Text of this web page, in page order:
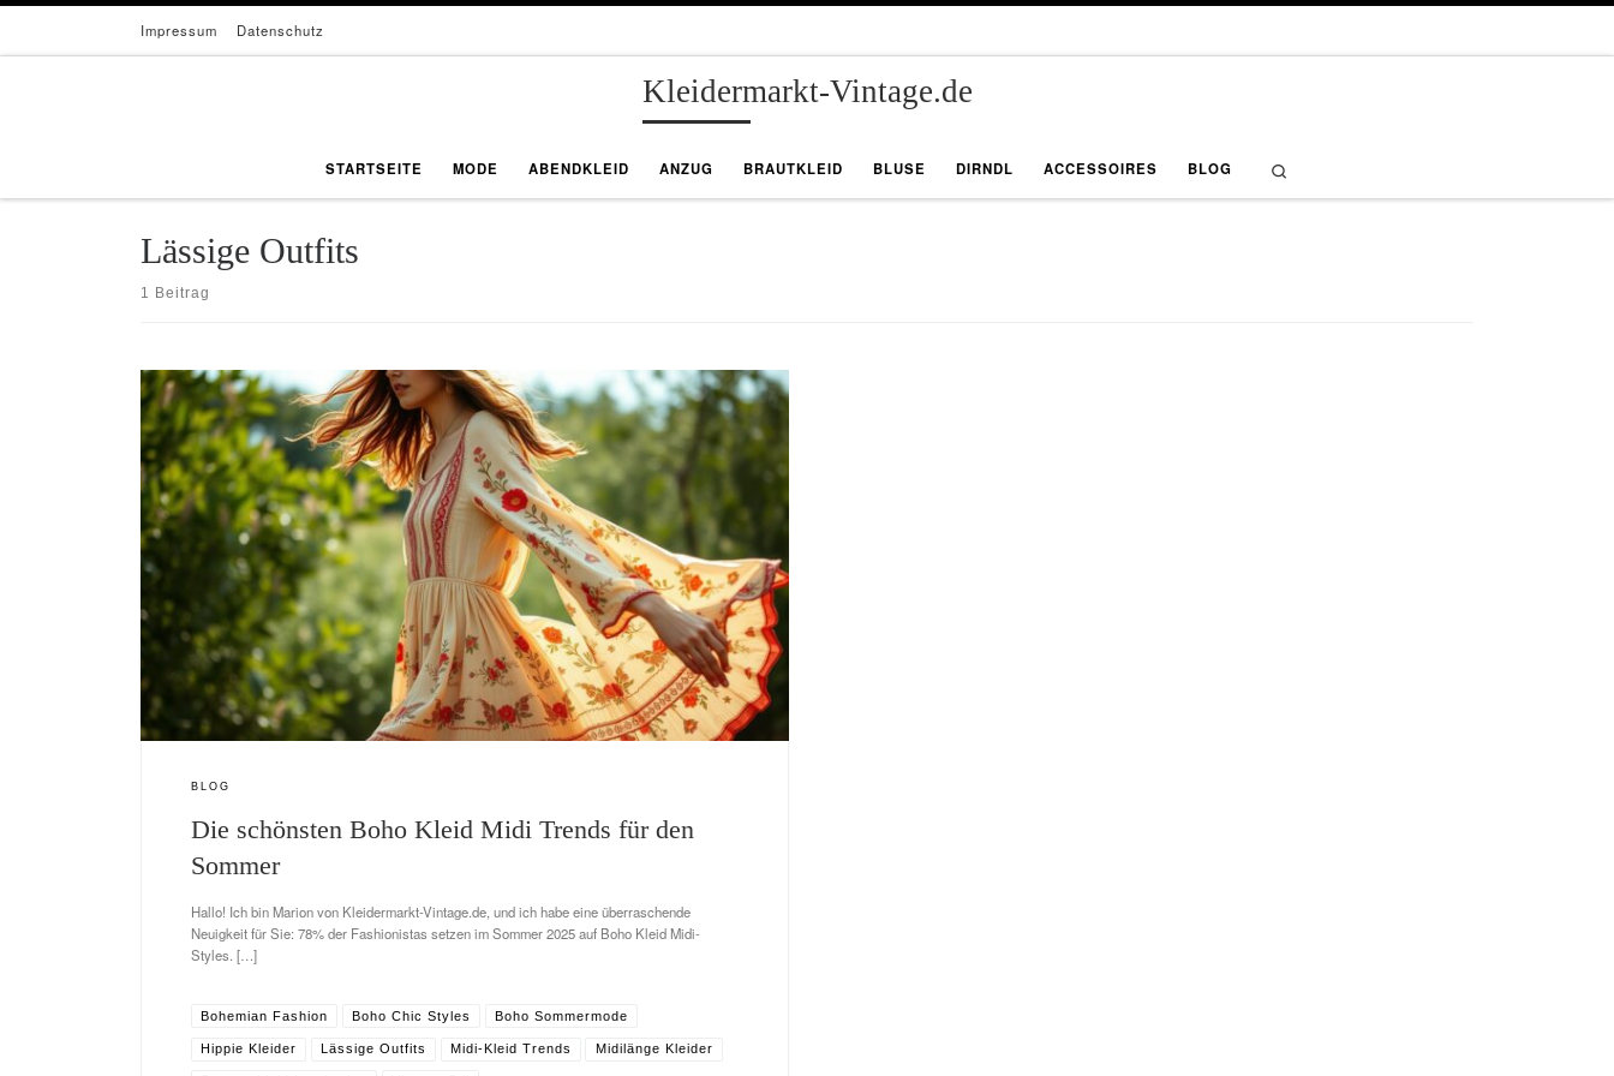
Zum Inhalt springenImpressum Datenschutz
Kleidermarkt-Vintage.de
STARTSEITE MODE ABENDKLEID ANZUG BRAUTKLEID BLUSE DIRNDL ACCESSOIRES BLOG
Lässige Outfits
1 Beitrag
BLOG
Die schönsten Boho Kleid Midi Trends für den
Sommer
Hallo! Ich bin Marion von Kleidermarkt-Vintage.de, und ich habe eine überraschende
Neuigkeit für Sie: 78% der Fashionistas setzen im Sommer 2025 auf Boho Kleid Midi-
Styles. […]
Bohemian Fashion Boho Chic Styles Boho Sommermode
Hippie Kleider Lässige Outfits Midi-Kleid Trends Midilänge Kleider